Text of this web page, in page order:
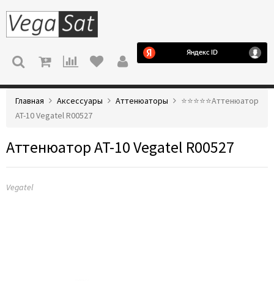
МЕНЮ
Главная Аксессуары Аттенюаторы
⭐️⭐️⭐️⭐️⭐️Аттенюатор
AT-10 Vegatel R00527
Аттенюатор AT-10 Vegatel R00527
Vegatel